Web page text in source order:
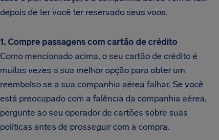
depois de ter você ter reservado seus voos.
1. Compre passagens com cartão de crédito
Como mencionado acima, o seu cartão de crédito é
muitas vezes a sua melhor opção para obter um
reembolso se a sua companhia aérea falhar. Se você
está preocupado com a falência da companhia aérea,
pergunte ao seu operador de cartões sobre suas
políticas antes de prosseguir com a compra.